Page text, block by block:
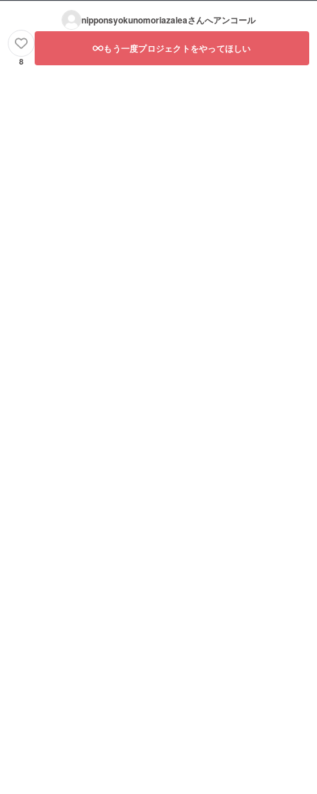
nipponsyokunomoriazaleaさんへアンコール
8
もう一度プロジェクトをやってほしい